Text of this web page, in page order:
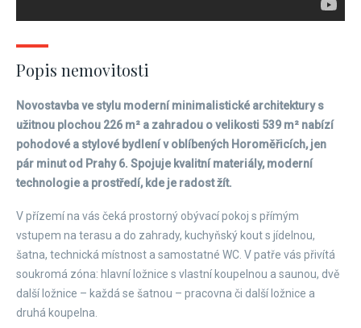
Popis nemovitosti
Novostavba ve stylu moderní minimalistické architektury s
užitnou plochou 226 m² a zahradou o velikosti 539 m² nabízí
pohodové a stylové bydlení v oblíbených Horoměřicích, jen
pár minut od Prahy 6. Spojuje kvalitní materiály, moderní
technologie a prostředí, kde je radost žít.
V přízemí na vás čeká prostorný obývací pokoj s přímým
vstupem na terasu a do zahrady, kuchyňský kout s jídelnou,
šatna, technická místnost a samostatné WC. V patře vás přivítá
soukromá zóna: hlavní ložnice s vlastní koupelnou a saunou, dvě
další ložnice – každá se šatnou – pracovna či další ložnice a
druhá koupelna.